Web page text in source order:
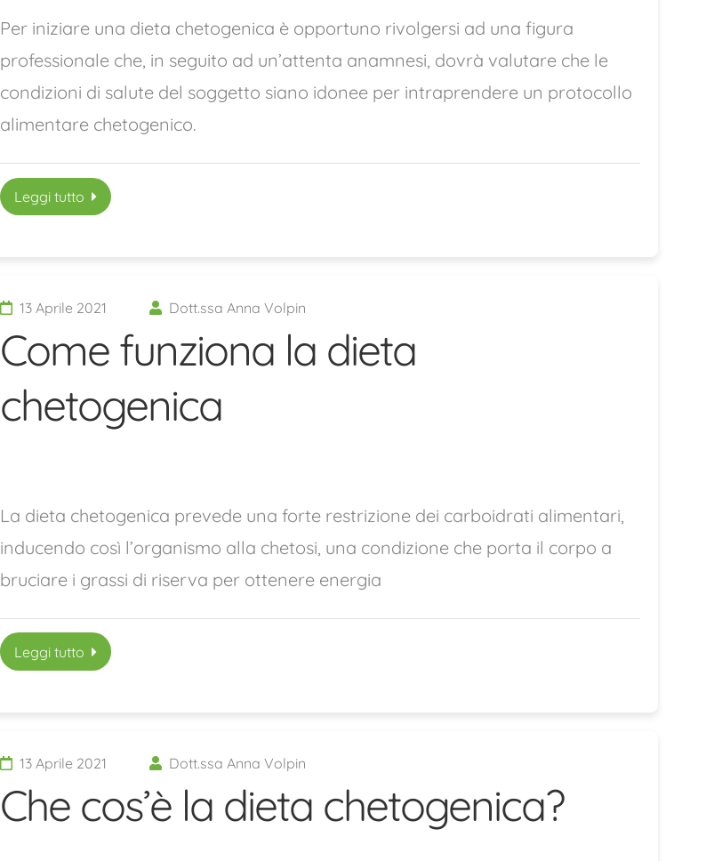
Per iniziare una dieta chetogenica è opportuno rivolgersi ad una figura
professionale che, in seguito ad un’attenta anamnesi, dovrà valutare che le
condizioni di salute del soggetto siano idonee per intraprendere un protocollo
alimentare chetogenico.
Leggi tutto
13 Aprile 2021 Dott.ssa Anna Volpin
Come funziona la dieta
chetogenica
La dieta chetogenica prevede una forte restrizione dei carboidrati alimentari,
inducendo così l’organismo alla chetosi, una condizione che porta il corpo a
bruciare i grassi di riserva per ottenere energia
Leggi tutto
13 Aprile 2021 Dott.ssa Anna Volpin
Che cos’è la dieta chetogenica?